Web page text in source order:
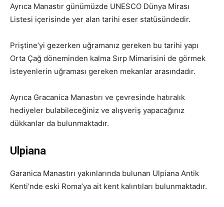
Ayrıca Manastır günümüzde UNESCO Dünya Mirası
Listesi içerisinde yer alan tarihi eser statüsündedir.
Priştine’yi gezerken uğramanız gereken bu tarihi yapı
Orta Çağ döneminden kalma Sırp Mimarisini de görmek
isteyenlerin uğraması gereken mekanlar arasındadır.
Ayrıca Gracanica Manastırı ve çevresinde hatıralık
hediyeler bulabileceğiniz ve alışveriş yapacağınız
dükkanlar da bulunmaktadır.
Ulpiana
Garanica Manastırı yakınlarında bulunan Ulpiana Antik
Kenti’nde eski Roma’ya ait kent kalıntıları bulunmaktadır.